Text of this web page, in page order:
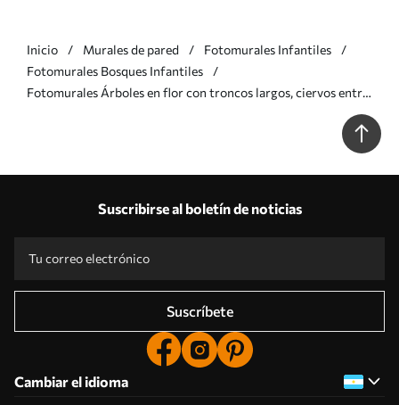
Inicio Murales de pared
Fotomurales Infantiles
Fotomurales Bosques Infantiles
Fotomurales Árboles en flor con troncos largos, ciervos entre
Suscribirse al boletín de noticias
Suscríbete
Cambiar el idioma